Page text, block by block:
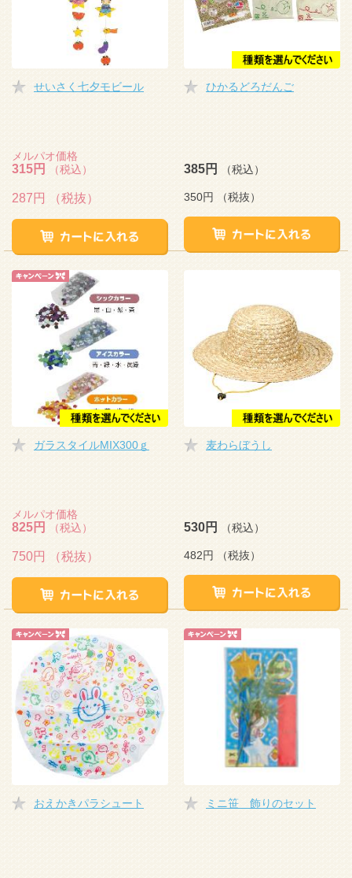
せいさく七夕モビール
メルパオ価格
315円 （税込）
287円 （税抜）
ひかるどろだんご
385円 （税込）
350円 （税抜）
ガラスタイルMIX300ｇ
メルパオ価格
825円 （税込）
750円 （税抜）
麦わらぼうし
530円 （税込）
482円 （税抜）
おえかきパラシュート ミニ笹 飾りのセット